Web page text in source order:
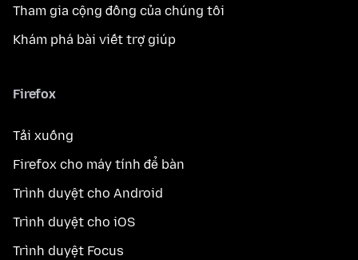
Tham gia cộng đồng của chúng tôi
Khám phá bài viết trợ giúp
Firefox
Tải xuống
Firefox cho máy tính để bàn
Trình duyệt cho Android
Trình duyệt cho iOS
Trình duyệt Focus